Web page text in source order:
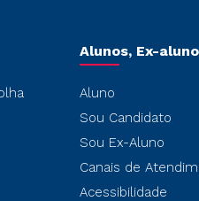
Alunos, Ex-
Aluno
Sou Candidato
Sou Ex-Aluno
Canais de
Acessibilidade